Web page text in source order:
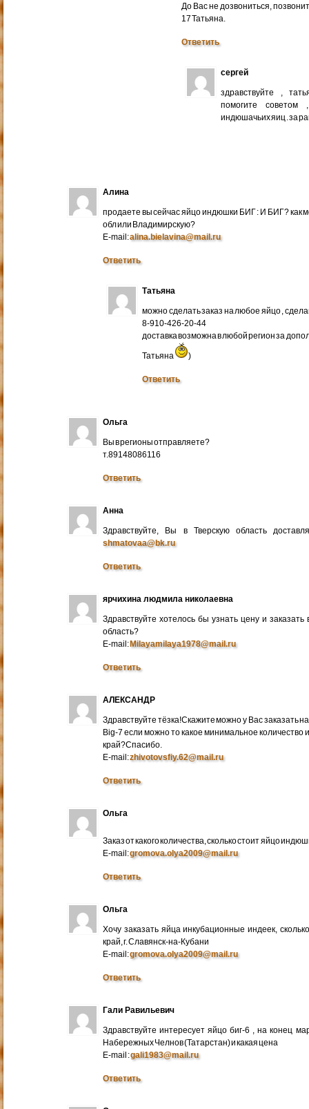
До Вас не дозвониться,
17 Татьяна.
Ответить
сергей
здравствуйте ,
помогите
индюшачьих яиц . за
Алина
продаете вы сейчас яйцо индюшки БИГ : И БИГ? как
обл или Владимирскую?
E-mail:alina.bielavina@mail.ru
Ответить
Татьяна
можно сделать заказ на любое яйцо ,
8-910-426-20-44
доставка возможна в любой регион за
Татьяна )
Ответить
Ольга
Вы в регионы отправляете?
т.89148086116
Ответить
Анна
Здравствуйте, Вы в Тверскую область
shmatovaa@bk.ru
Ответить
ярчихина людмила николаевна
Здравствуйте хотелось бы узнать цену и
область?
E-mail:Milayamilaya1978@mail.ru
Ответить
АЛЕКСАНДР
Здравствуйте тёзка!Скажите можно у Вас заказать
Big-7 если можно то какое минимальное количество
край?Спасибо.
E-mail:zhivotovsfiy.62@mail.ru
Ответить
Ольга
Заказ от какого количества, сколько стоит яйцо
E-mail:gromova.olya2009@mail.ru
Ответить
Ольга
Хочу заказать яйца инкубационные индеек,
край, г. Славянск-на-Кубани
E-mail:gromova.olya2009@mail.ru
Ответить
Гали Равильевич
Здравствуйте интересует яйцо биг-6 , на конец
Набережных Челнов (Татарстан) и какая цена
E-mail :gali1983@mail.ru
Ответить